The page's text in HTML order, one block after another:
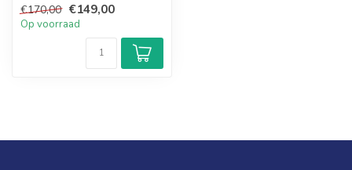
scha...
€170,00 €149,00
Op voorraad